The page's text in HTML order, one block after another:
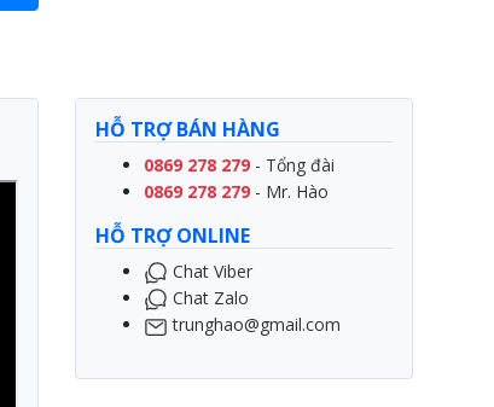
HỖ TRỢ BÁN HÀNG
0869 278 279 - Tổng đài
0869 278 279 - Mr. Hào
HỖ TRỢ ONLINE
Chat Viber
Chat Zalo
trunghao@gmail.com